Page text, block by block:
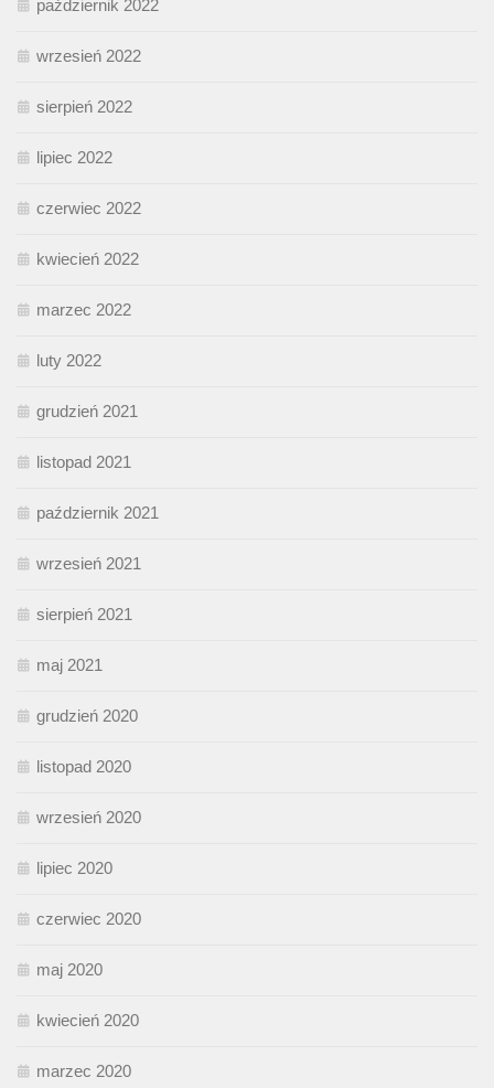
październik 2022
wrzesień 2022
sierpień 2022
lipiec 2022
czerwiec 2022
kwiecień 2022
marzec 2022
luty 2022
grudzień 2021
listopad 2021
październik 2021
wrzesień 2021
sierpień 2021
maj 2021
grudzień 2020
listopad 2020
wrzesień 2020
lipiec 2020
czerwiec 2020
maj 2020
kwiecień 2020
marzec 2020